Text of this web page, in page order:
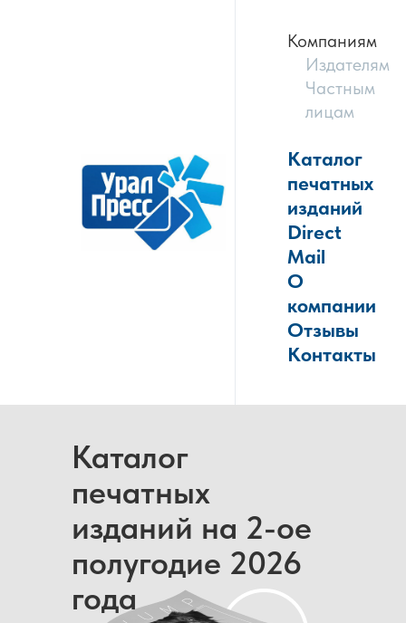
Компаниям
Издателям
Частным
лицам
Каталог
печатных
изданий
Direct
Mail
О
компании
Отзывы
Контакты
Каталог
печатных
изданий на 2-ое
полугодие 2026
года